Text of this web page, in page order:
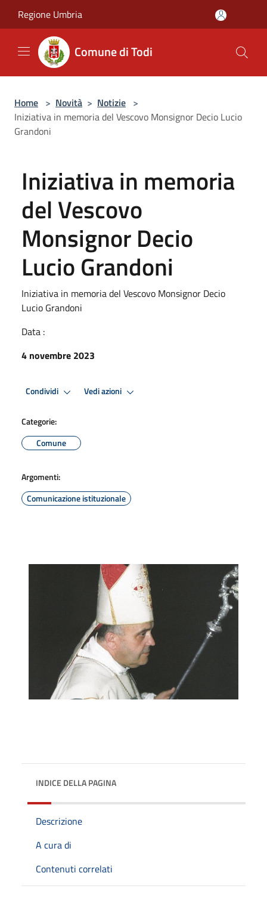
Regione Umbria
Comune di Todi
Home > Novità > Notizie >
Iniziativa in memoria del Vescovo Monsignor Decio Lucio
Grandoni
Iniziativa in memoria
del Vescovo
Monsignor Decio
Lucio Grandoni
Iniziativa in memoria del Vescovo Monsignor Decio
Lucio Grandoni
Data :
4 novembre 2023
Condividi Vedi azioni
Categorie:
Comune
Argomenti:
Comunicazione istituzionale
INDICE DELLA PAGINA
Descrizione
A cura di
Contenuti correlati